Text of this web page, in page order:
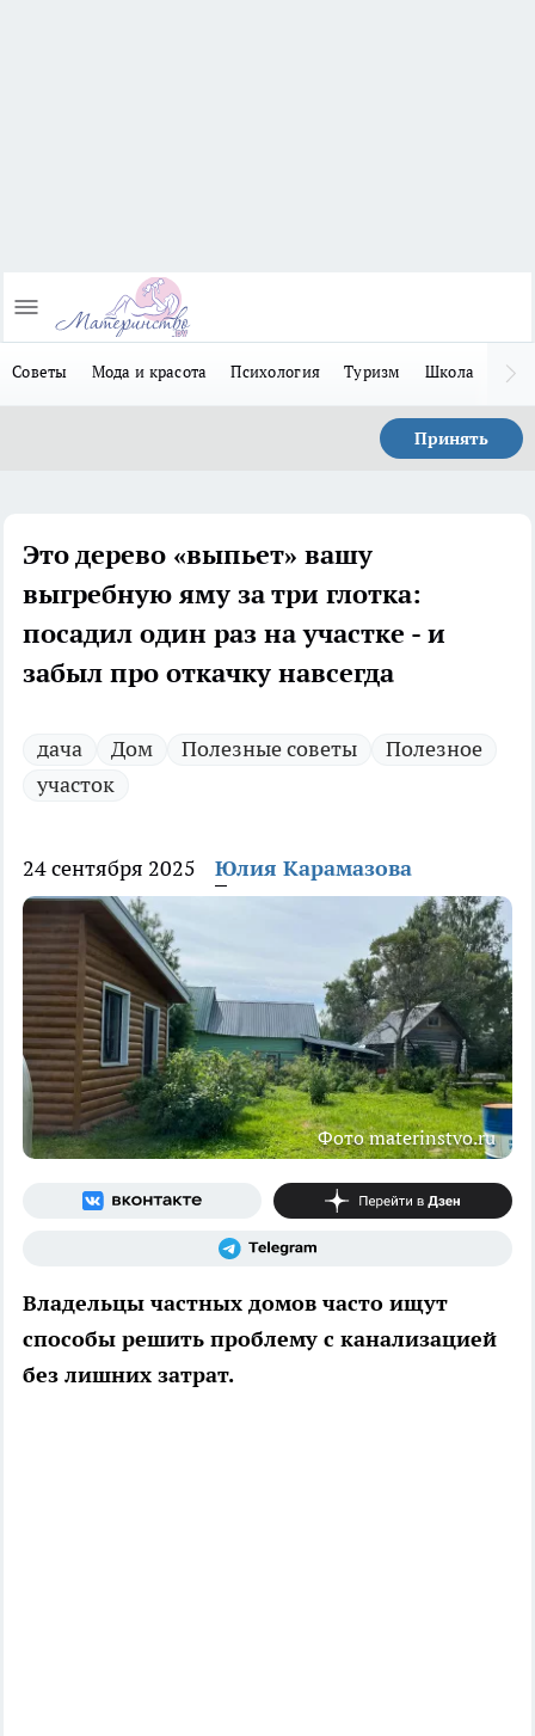
Советы Мода и красота Психология Туризм Школа
Принять
Это дерево «выпьет» вашу
выгребную яму за три глотка:
посадил один раз на участке - и
забыл про откачку навсегда
дача Дом Полезные советы
Полезное
участок
24 сентября 2025 Юлия Карамазова
Фото materinstvo.ru
Владельцы частных домов часто ищут
способы решить проблему с канализацией
без лишних затрат.